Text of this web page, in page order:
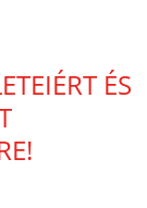
ÉS